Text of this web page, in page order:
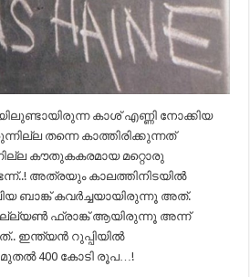
കാശ് എണ്ണി നോക്കിയ
തന്നെ കാത്തിരിക്കുന്നത്
കൗതുകകരമായ മറ്റൊരു
അത്രയും കാലത്തിനിടയില്‍
ബാങ്ക് കവര്‍ച്ചയായിരുന്നൂ അത്.
ഫ്രാങ്ക് ആയിരുന്നൂ അന്ന്
ഇന്ത്യന്‍ റുപ്പിയില്‍
400 കോടി രൂപ…!